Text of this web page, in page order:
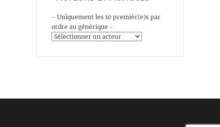
- Uniquement les 10 premièr(e)s par
ordre au générique -